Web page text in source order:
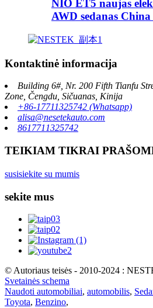
NIO ET5 naujas
AWD sedanas China
Kontaktinė informacija
Building 6#, Nr. 200 Fifth Tianfu
Zone, Čengdu, Sičuanas, Kinija
+86-17711325742 (Whatsapp)
alisa@nesetekauto.com
8617711325742
TEIKIAM TIKRAI
susisiekite su mumis
sekite mus
© Autoriaus teisės - 2010-2024 :
Svetainės schema
Naudoti automobiliai, automobilis,
Toyota, Benzino,